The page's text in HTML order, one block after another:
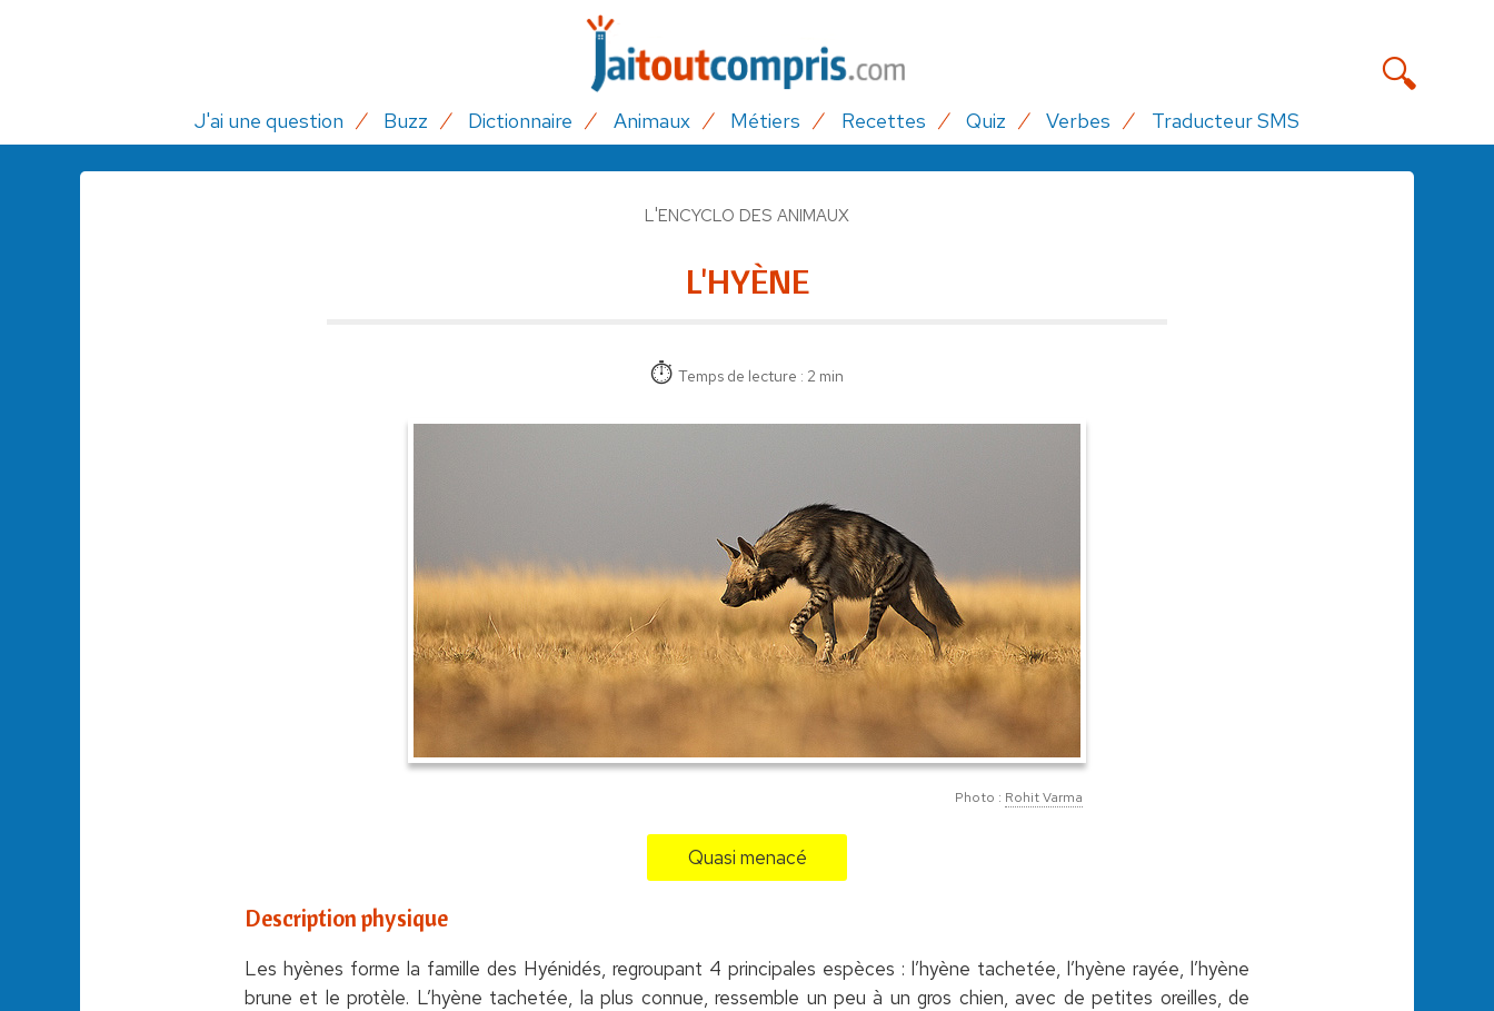
J'ai une question Buzz Dictionnaire Animaux Métiers Recettes Quiz Verbes Traducteur SMS
L'ENCYCLO DES ANIMAUX
L'HYÈNE
Temps de lecture : 2 min
Photo : Rohit Varma
Quasi menacé
Description physique
Les hyènes forme la famille des Hyénidés, regroupant 4 principales espèces : l’hyène tachetée, l’hyène rayée, l’hyène
brune et le protèle. L’hyène tachetée, la plus connue, ressemble un peu à un gros chien, avec de petites oreilles, de